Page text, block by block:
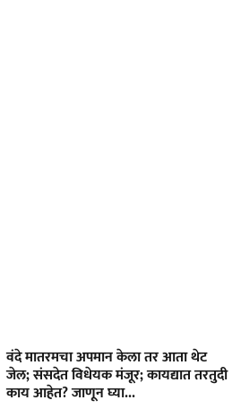
वंदे मातरमचा अपमान केला तर आता थेट
जेल; संसदेत विधेयक मंजूर; कायद्यात तरतुदी
काय आहेत? जाणून घ्या...